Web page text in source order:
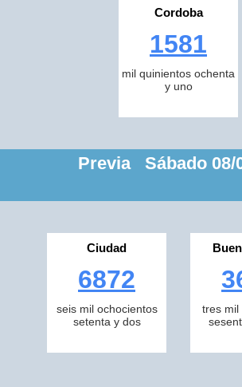
Cordoba
1581
mil quinientos ochenta
y uno
Previa Sábado 08/
Ciudad
6872
seis mil ochocientos
setenta y dos
tres mil